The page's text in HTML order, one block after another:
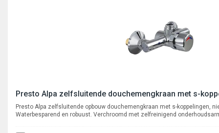
Presto Alpa zelfsluitende douchemengkraan met s-
Presto Alpa zelfsluitende opbouw douchemengkraan met s-koppelingen,
Waterbesparend en robuust. Verchroomd met zelfreinigend